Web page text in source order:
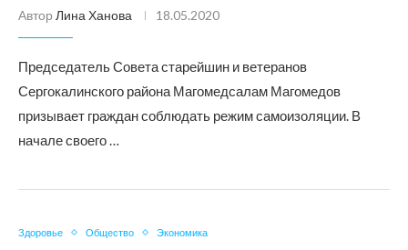
Автор Лина Ханова 18.05.2020
Председатель Совета старейшин и ветеранов
Сергокалинского района Магомедсалам Магомедов
призывает граждан соблюдать режим самоизоляции. В
начале своего …
Здоровье Общество Экономика